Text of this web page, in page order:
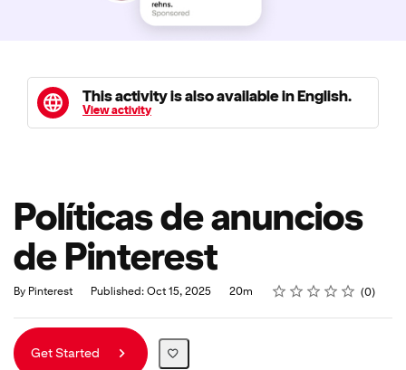
This activity is also available in English.
View activity
Políticas de anuncios
de Pinterest
By Pinterest Published: Oct 15, 2025
Duration 20m Rating
1 star
2 stars
3 stars
4 stars
5 stars
Average rating: 0 0
No reviews
Get Started